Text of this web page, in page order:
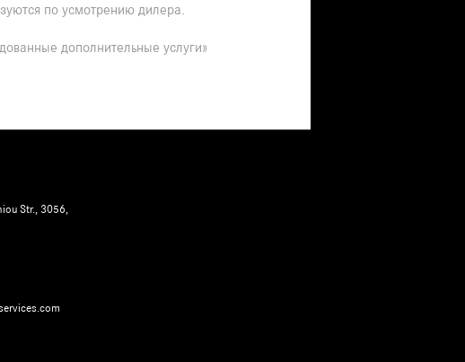
по усмотрению дилера.
дополнительные услуги»
Str., 3056,